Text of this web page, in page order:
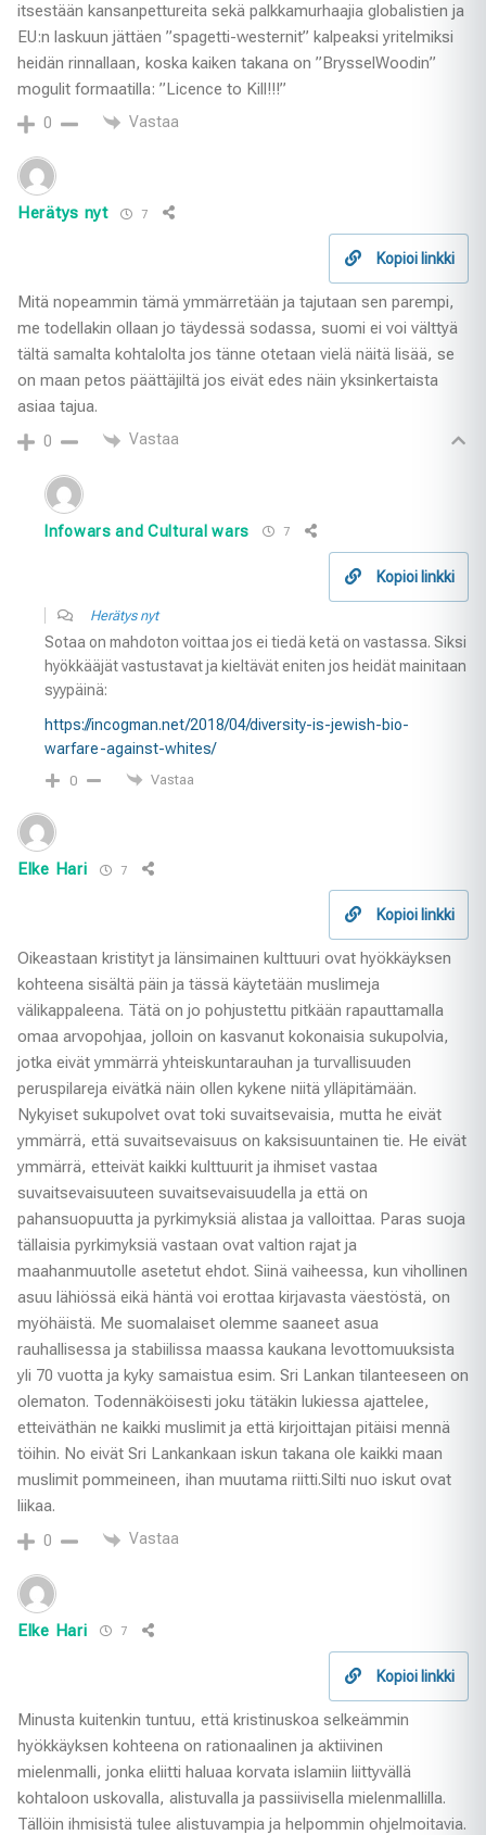
itsestään kansanpettureita sekä palkkamurhaajia globalistien ja
EU:n laskuun jättäen ”spagetti-westernit” kalpeaksi yritelmiksi
heidän rinnallaan, koska kaiken takana on ”BrysselWoodin”
mogulit formaatilla: ”Licence to Kill!!!”
0 Vastaa
Herätys nyt 7
Kopioi linkki
Mitä nopeammin tämä ymmärretään ja tajutaan sen parempi,
me todellakin ollaan jo täydessä sodassa, suomi ei voi välttyä
tältä samalta kohtalolta jos tänne otetaan vielä näitä lisää, se
on maan petos päättäjiltä jos eivät edes näin yksinkertaista
asiaa tajua.
0 Vastaa
Infowars and Cultural wars 7
Kopioi linkki
Herätys nyt
Sotaa on mahdoton voittaa jos ei tiedä ketä on vastassa. Siksi
hyökkääjät vastustavat ja kieltävät eniten jos heidät mainitaan
syypäinä:
https://incogman.net/2018/04/diversity-is-jewish-bio-
warfare-against-whites/
0 Vastaa
Elke Hari 7
Kopioi linkki
Oikeastaan kristityt ja länsimainen kulttuuri ovat hyökkäyksen
kohteena sisältä päin ja tässä käytetään muslimeja
välikappaleena. Tätä on jo pohjustettu pitkään rapauttamalla
omaa arvopohjaa, jolloin on kasvanut kokonaisia sukupolvia,
jotka eivät ymmärrä yhteiskuntarauhan ja turvallisuuden
peruspilareja eivätkä näin ollen kykene niitä ylläpitämään.
Nykyiset sukupolvet ovat toki suvaitsevaisia, mutta he eivät
ymmärrä, että suvaitsevaisuus on kaksisuuntainen tie. He eivät
ymmärrä, etteivät kaikki kulttuurit ja ihmiset vastaa
suvaitsevaisuuteen suvaitsevaisuudella ja että on
pahansuopuutta ja pyrkimyksiä alistaa ja valloittaa. Paras suoja
tällaisia pyrkimyksiä vastaan ovat valtion rajat ja
maahanmuutolle asetetut ehdot. Siinä vaiheessa, kun vihollinen
asuu lähiössä eikä häntä voi erottaa kirjavasta väestöstä, on
myöhäistä. Me suomalaiset olemme saaneet asua
rauhallisessa ja stabiilissa maassa kaukana levottomuuksista
yli 70 vuotta ja kyky samaistua esim. Sri Lankan tilanteeseen on
olematon. Todennäköisesti joku tätäkin lukiessa ajattelee,
etteiväthän ne kaikki muslimit ja että kirjoittajan pitäisi mennä
töihin. No eivät Sri Lankankaan iskun takana ole kaikki maan
muslimit pommeineen, ihan muutama riitti.Silti nuo iskut ovat
liikaa.
0 Vastaa
Elke Hari 7
Kopioi linkki
Minusta kuitenkin tuntuu, että kristinuskoa selkeämmin
hyökkäyksen kohteena on rationaalinen ja aktiivinen
mielenmalli, jonka eliitti haluaa korvata islamiin liittyvällä
kohtaloon uskovalla, alistuvalla ja passiivisella mielenmallilla.
Tällöin ihmisistä tulee alistuvampia ja helpommin ohjelmoitavia.